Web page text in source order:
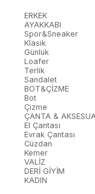
ERKEK
AYAKKABI
Spor&Sneaker
Klasik
Günlük
Loafer
Terlik
Sandalet
BOT&ÇİZME
Bot
Çizme
ÇANTA &
El Çantası
Evrak Çantası
Cüzdan
Kemer
VALİZ
DERİ GİYİM
KADIN